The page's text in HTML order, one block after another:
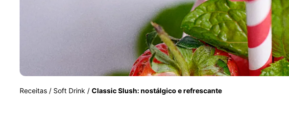
Receitas / Soft Drink / Classic Slush: nostálgico e refrescante